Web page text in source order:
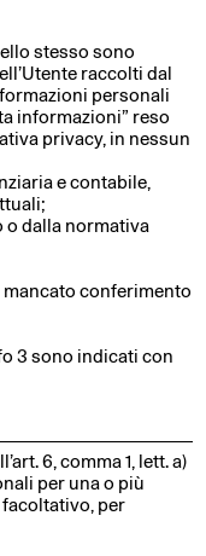
stesso sono
raccolti dal
personali
informazioni” reso
privacy, in nessun
e contabile,
o dalla normativa
conferimento
3 sono indicati con
6, comma 1, lett. a)
per una o più
per